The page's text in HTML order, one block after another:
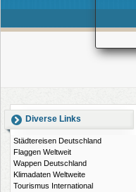
Diverse Links
Städtereisen Deutschland
Flaggen Weltweit
Wappen Deutschland
Klimadaten Weltweite
Tourismus International